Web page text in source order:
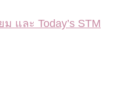
และ Today’s STM